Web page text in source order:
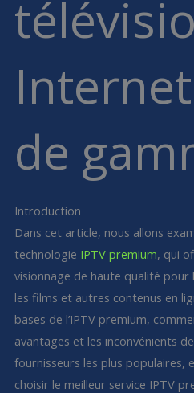
de
Introduction
Dans cet article, nous allons
technologie IPTV premium, qui
visionnage de haute qualité pour
les films et autres contenus en
bases de l’IPTV premium,
avantages et les inconvénients
fournisseurs les plus populaires,
choisir le meilleur service IPTV